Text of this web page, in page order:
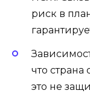
риск в
что страна
это не